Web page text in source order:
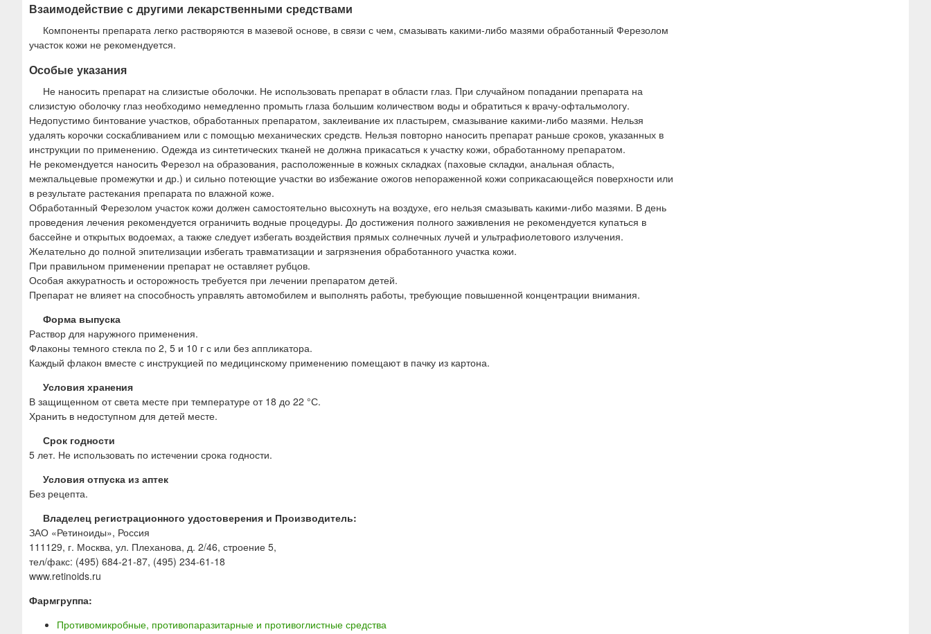
Взаимодействие с другими лекарственными средствами
Компоненты препарата легко растворяются в мазевой основе, в связи с чем, смазывать какими-либо мазями обработанный Ферезолом
участок кожи не рекомендуется.
Особые указания
Не наносить препарат на слизистые оболочки. Не использовать препарат в области глаз. При случайном попадании препарата на
слизистую оболочку глаз необходимо немедленно промыть глаза большим количеством воды и обратиться к врачу-офтальмологу.
Недопустимо бинтование участков, обработанных препаратом, заклеивание их пластырем, смазывание какими-либо мазями. Нельзя
удалять корочки соскабливанием или с помощью механических средств. Нельзя повторно наносить препарат раньше сроков, указанных в
инструкции по применению. Одежда из синтетических тканей не должна прикасаться к участку кожи, обработанному препаратом.
Не рекомендуется наносить Ферезол на образования, расположенные в кожных складках (паховые складки, анальная область,
межпальцевые промежутки и др.) и сильно потеющие участки во избежание ожогов непораженной кожи соприкасающейся поверхности или
в результате растекания препарата по влажной коже.
Обработанный Ферезолом участок кожи должен самостоятельно высохнуть на воздухе, его нельзя смазывать какими-либо мазями. В день
проведения лечения рекомендуется ограничить водные процедуры. До достижения полного заживления не рекомендуется купаться в
бассейне и открытых водоемах, а также следует избегать воздействия прямых солнечных лучей и ультрафиолетового излучения.
Желательно до полной эпителизации избегать травматизации и загрязнения обработанного участка кожи.
При правильном применении препарат не оставляет рубцов.
Особая аккуратность и осторожность требуется при лечении препаратом детей.
Препарат не влияет на способность управлять автомобилем и выполнять работы, требующие повышенной концентрации внимания.
Форма выпуска
Раствор для наружного применения.
Флаконы темного стекла по 2, 5 и 10 г с или без аппликатора.
Каждый флакон вместе с инструкцией по медицинскому применению помещают в пачку из картона.
Условия хранения
В защищенном от света месте при температуре от 18 до 22 °С.
Хранить в недоступном для детей месте.
Срок годности
5 лет. Не использовать по истечении срока годности.
Условия отпуска из аптек
Без рецепта.
Владелец регистрационного удостоверения и Производитель:
ЗАО «Ретиноиды», Россия
111129, г. Москва, ул. Плеханова, д. 2/46, строение 5,
тел/факс: (495) 684-21-87, (495) 234-61-18
www.retinoids.ru
Фармгруппа:
Противомикробные, противопаразитарные и противоглистные средства